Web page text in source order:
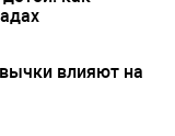
влияют на